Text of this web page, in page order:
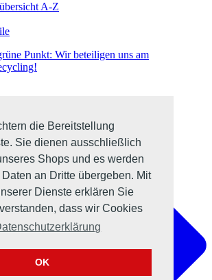
die Bereitstellung
Sie dienen ausschließlich
Shops und es werden
an Dritte übergeben. Mit
Dienste erklären Sie
dass wir Cookies
OK
A-Z